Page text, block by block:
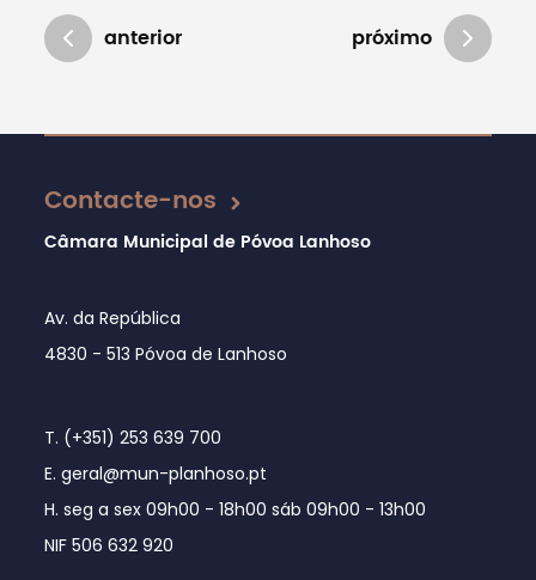
anterior próximo
Atualizado em 07/02/2019
Contacte-nos
Câmara Municipal de Póvoa Lanhoso
Av. da República
4830 - 513 Póvoa de Lanhoso
T. (+351) 253 639 700
E. geral@mun-planhoso.pt
H. seg a sex 09h00 - 18h00 sáb 09h00 - 13h00
NIF 506 632 920